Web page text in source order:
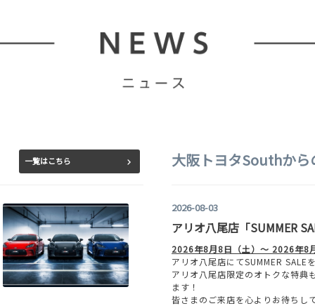
一覧はこちら 大阪トヨタSouthから
2026-08-03
アリオ八尾店「SUMMER
2026年8月8日（土）～ 2026年8
アリオ八尾店にてSUMMER SALE
アリオ八尾店限定のオトクな特典
ます！
皆さまのご来店を心よりお待ちし